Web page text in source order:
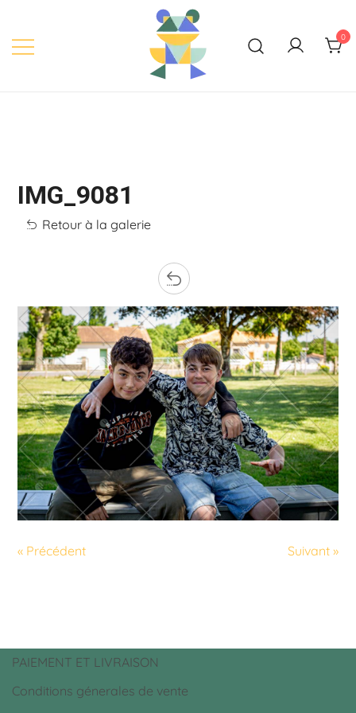
content
0
IMG_9081
Retour à la galerie
« Précédent Suivant »
PAIEMENT ET LIVRAISON
Conditions génerales de vente